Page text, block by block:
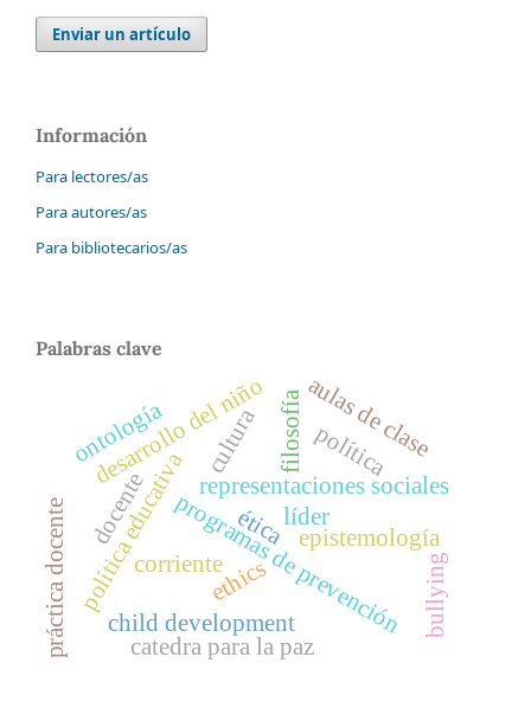
Enviar un artículo
Información
Para lectores/as
Para autores/as
Para bibliotecarios/as
Palabras clave
representaciones sociales
líder
política educativaprogramas de prevención
política
ética
ethics
desarrollo del niño
child development
epistemología
corriente
filosofía
catedra para la paz
ontología
bullying
aulas de clase
docente
cultura
práctica docente